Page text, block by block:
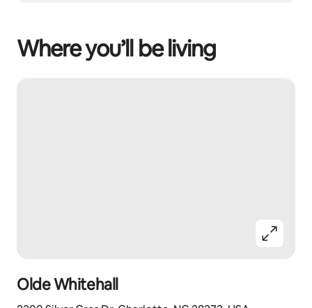
Where you’ll be living
Olde Whitehall